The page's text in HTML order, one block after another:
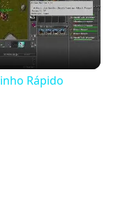
Video
Rápido